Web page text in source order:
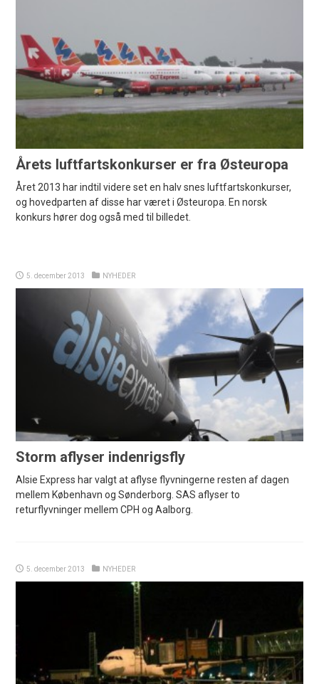
Årets luftfartskonkurser er fra Østeuropa
Året 2013 har indtil videre set en halv snes luftfartskonkurser,
og hovedparten af disse har været i Østeuropa. En norsk
konkurs hører dog også med til billedet.
5. december 2013 NYHEDER
Storm aflyser indenrigsfly
Alsie Express har valgt at aflyse flyvningerne resten af dagen
mellem København og Sønderborg. SAS aflyser to
returflyvninger mellem CPH og Aalborg.
5. december 2013 NYHEDER